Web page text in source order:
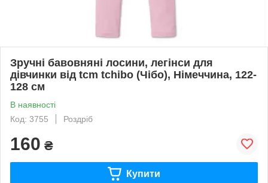
Зручні бавовняні лосини, легінси для
дівчинки від tcm tchibo (Чібо), Німеччина, 122-
128 см
В наявності
Код: 3755
Роздріб
160 ₴
Купити